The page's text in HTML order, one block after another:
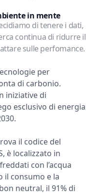
in mente
di tenere i dati,
continua di ridurre il
sulle perfomance.
per
di carbonio.
iniziative di
esclusivo di energia
il codice del
è localizzato in
con l’acqua
il consumo e la
neutral, il 91% di